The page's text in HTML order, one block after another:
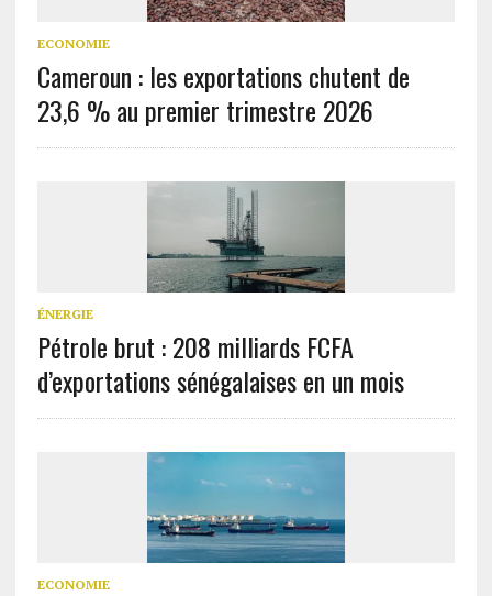
ECONOMIE
Cameroun : les exportations chutent de
23,6 % au premier trimestre 2026
ÉNERGIE
Pétrole brut : 208 milliards FCFA
d’exportations sénégalaises en un mois
ECONOMIE